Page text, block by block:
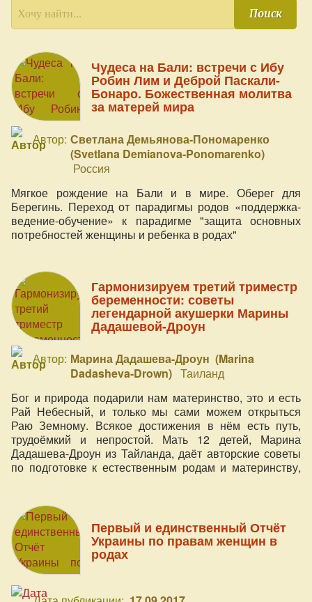
Поиск
Чудеса на Бали: встречи с Ибу
Робин Лим и Деброй Паскали-
Бонаро. Божественная молитва
за матерей мира
Автор: Светлана Демьянова-Пономаренко
(Svetlana Demianova-Ponomarenko)
Россия
Мягкое рождение на Бали и в мире. Оберег для
Берегинь. Переход от парадигмы родов «поддержка-
ведение-обучение» к парадигме "защита основных
потребностей женщины и ребенка в родах"
Гармонизируем третий триместр
беременности: советы
легендарной акушерки Марины
Дадашевой-Дроун
Автор: Марина Дадашева-Дроун (Marina
Dadasheva-Drown) Таиланд
Бог и природа подарили нам материнство, это и есть
Рай Небесный, и только мы сами можем открыться
Раю Земному. Всякое достижения в нём есть путь,
трудоёмкий и непростой. Мать 12 детей, Марина
Дадашева-Дроун из Тайланда, даёт авторские советы
по подготовке к естественным родам и материнству,
Первый и единственный Отчёт
Украины по правам женщин в
родах